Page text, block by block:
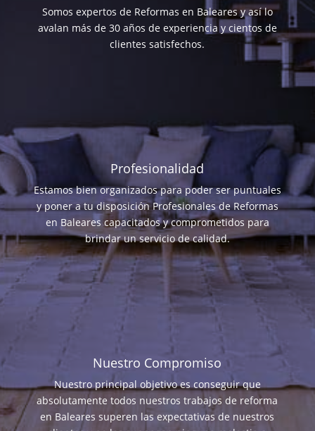
Somos expertos de Reformas en Baleares y así lo
avalan más de 30 años de experiencia y cientos de
clientes satisfechos.
Profesionalidad
Estamos bien organizados para poder ser puntuales
y poner a tu disposición Profesionales de Reformas
en Baleares capacitados y comprometidos para
brindar un servicio de calidad.
Nuestro Compromiso
Nuestro principal objetivo es conseguir que
absolutamente todos nuestros trabajos de reforma
en Baleares superen las expectativas de nuestros